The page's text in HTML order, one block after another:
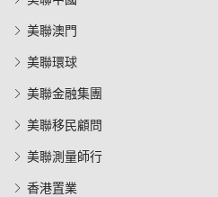
美聯澳門
美聯環球
美聯金融集團
美聯移民顧問
美聯測量師行
香港置業